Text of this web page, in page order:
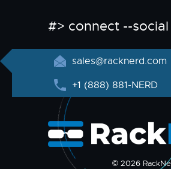
#> connect --social
sales@racknerd.com
+1 (888) 881-NERD
© 2026